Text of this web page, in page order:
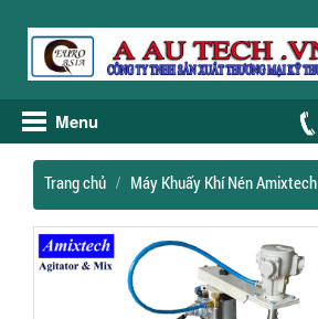
Menu
Trang chủ Máy Khuấy Khí Nén Amixtech